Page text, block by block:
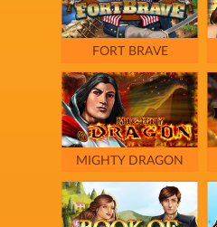
FORT BRAVE
MIGHTY DRAGON